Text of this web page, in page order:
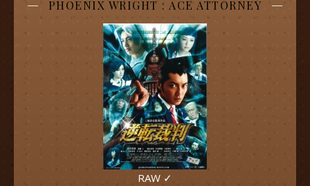
PHOENIX WRIGHT : ACE ATTORNEY
RAW ✓